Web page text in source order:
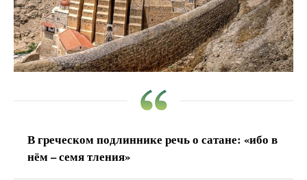
В греческом подлиннике речь о сатане: «ибо в
нём – семя тления»